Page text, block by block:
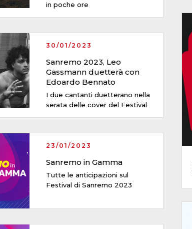
in poche ore
30/01/2023
Sanremo 2023, Leo
Gassmann duetterà con
Edoardo Bennato
I due cantanti duetterano nella
serata delle cover del Festival
23/01/2023
Sanremo in Gamma
Tutte le anticipazioni sul
Festival di Sanremo 2023